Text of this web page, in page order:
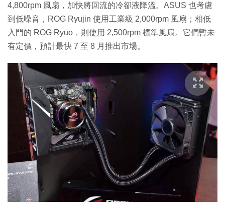
4,800rpm 風扇，加快將回流的冷卻液降溫。ASUS 也考慮
到低噪音，ROG Ryujin 使用工業級 2,000rpm 風扇；相低
入門的 ROG Ryuo，則使用 2,500rpm 標準風扇。它們暫未
有定價，預計最快 7 至 8 月推出市場。